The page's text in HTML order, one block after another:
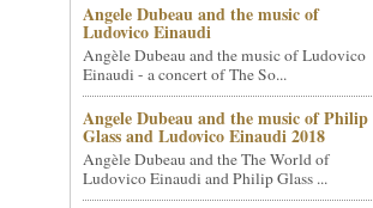
Angele Dubeau and the music of
Ludovico Einaudi
Angèle Dubeau and the music of Ludovico
Einaudi - a concert of The So...
Angele Dubeau and the music of Philip
Glass and Ludovico Einaudi 2018
Angèle Dubeau and the The World of
Ludovico Einaudi and Philip Glass ...